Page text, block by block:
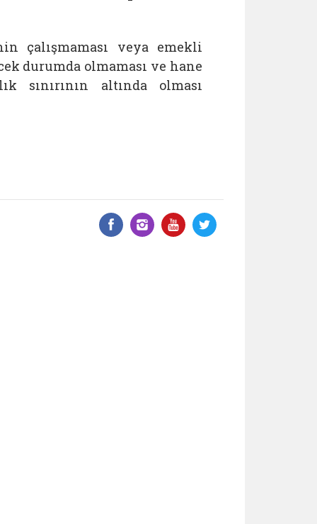
çalışmaması veya emekli
durumda olmaması ve hane
sınırının altında olması
Facebook üzerinde paylaş
Instagram'da paylaş
YouTube
Twitter